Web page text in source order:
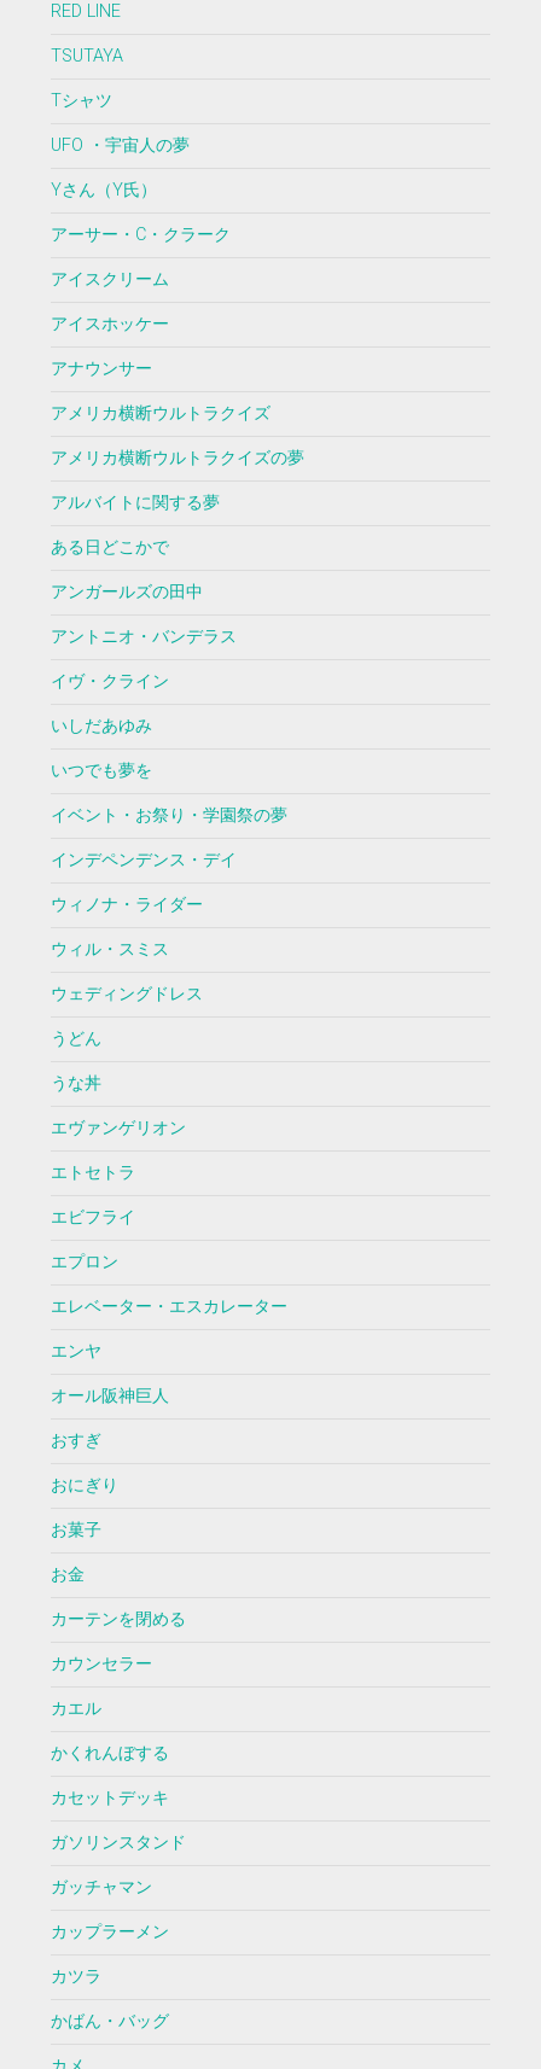
RED LINE
TSUTAYA
Tシャツ
UFO ・宇宙人の夢
Yさん（Y氏）
アーサー・C・クラーク
アイスクリーム
アイスホッケー
アナウンサー
アメリカ横断ウルトラクイズ
アメリカ横断ウルトラクイズの夢
アルバイトに関する夢
ある日どこかで
アンガールズの田中
アントニオ・バンデラス
イヴ・クライン
いしだあゆみ
いつでも夢を
イベント・お祭り・学園祭の夢
インデペンデンス・デイ
ウィノナ・ライダー
ウィル・スミス
ウェディングドレス
うどん
うな丼
エヴァンゲリオン
エトセトラ
エビフライ
エプロン
エレベーター・エスカレーター
エンヤ
オール阪神巨人
おすぎ
おにぎり
お菓子
お金
カーテンを閉める
カウンセラー
カエル
かくれんぼする
カセットデッキ
ガソリンスタンド
ガッチャマン
カップラーメン
カツラ
かばん・バッグ